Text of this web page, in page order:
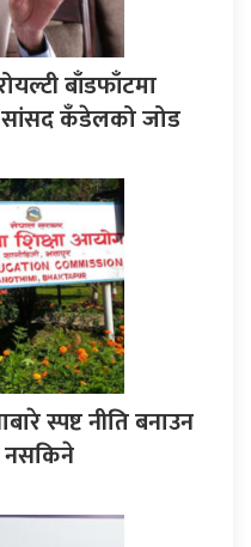
बाँडफाँटमा
सांसद कँडेलको जोड
स्पष्ट नीति बनाउन